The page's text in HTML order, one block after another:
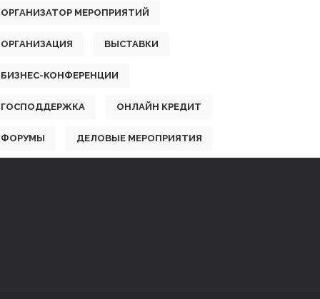
ОРГАНИЗАТОР МЕРОПРИЯТИЙ
ОРГАНИЗАЦИЯ ВЫСТАВКИ
БИЗНЕС-КОНФЕРЕНЦИИ
ГОСПОДДЕРЖКА ОНЛАЙН КРЕДИТ
ФОРУМЫ ДЕЛОВЫЕ МЕРОПРИЯТИЯ